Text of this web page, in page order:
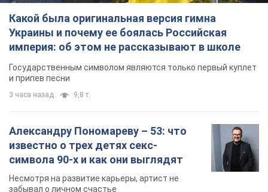
Несмотря на развитие карьеры, артист не
забывал о личном счастье
8 часов назад 7,9 т.
В ПриватБанке рассказали,
действительны ли доллары 1996
принимают старые доллары
10 часов назад 70,4 т.